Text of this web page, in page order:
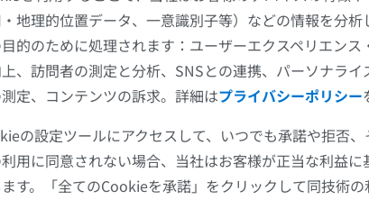
；前外側路；前外側系
髄の）
る。
特徴 前（腹側）
位置 脳幹内のよ
起始核
脊髄三叉神
ら情報を伝
三叉神経核
上肢
上肢MRI
MRI
プレミアム
地理的位置データ、一意識別子等）などの情報を分
的のために処理されます：ユーザーエクスペリエン
上、訪問者の測定と分析、SNSとの連携、パーソナラ
定、コンテンツの訴求。詳細はプライバシーポリシー
の設定ツールにアクセスして、いつでも承諾や拒否
用に同意されない場合、当社はお客様が正当な利益
す。「全てのCookieを承諾」をクリックして同技術の